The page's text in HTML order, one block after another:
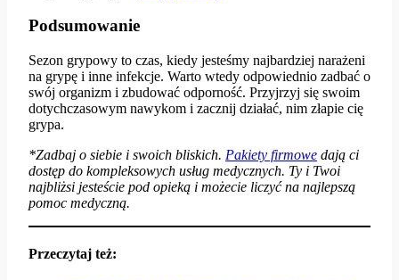
Podsumowanie
Sezon grypowy to czas, kiedy jesteśmy najbardziej narażeni
na grypę i inne infekcje. Warto wtedy odpowiednio zadbać o
swój organizm i zbudować odporność. Przyjrzyj się swoim
dotychczasowym nawykom i zacznij działać, nim złapie cię
grypa.
*Zadbaj o siebie i swoich bliskich. Pakiety firmowe dają ci
dostęp do kompleksowych usług medycznych. Ty i Twoi
najbliżsi jesteście pod opieką i możecie liczyć na najlepszą
pomoc medyczną.
Przeczytaj też: